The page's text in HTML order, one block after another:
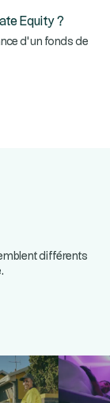
Equity ?
d’un fonds de
différents